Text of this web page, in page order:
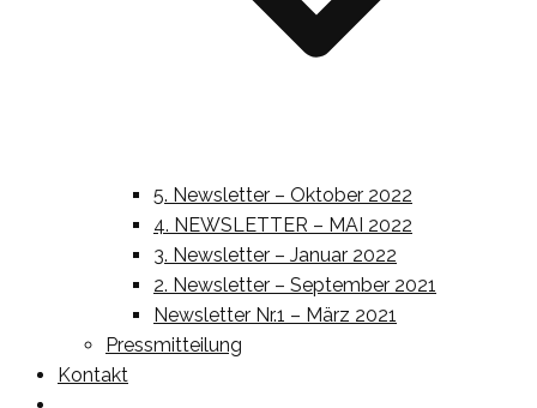
5. Newsletter – Oktober 2022
4. NEWSLETTER – MAI 2022
3. Newsletter – Januar 2022
2. Newsletter – September 2021
Newsletter Nr.1 – März 2021
Pressmitteilung
Kontakt